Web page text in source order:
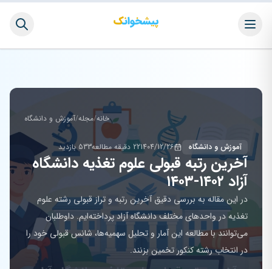
خانه/مجله/آموزش و دانشگاه
آموزش و دانشگاه 1404/12/2622 دقیقه مطالعه 533 بازدید
آخرین رتبه قبولی علوم تغذیه دانشگاه
آزاد ۱۴۰۲-۱۴۰۳
در این مقاله به بررسی دقیق آخرین رتبه و تراز قبولی رشته علوم
تغذیه در واحدهای مختلف دانشگاه آزاد پرداخته‌ایم. داوطلبان
می‌توانند با مطالعه این آمار و تحلیل سهمیه‌ها، شانس قبولی خود را
در انتخاب رشته کنکور تخمین بزنند.